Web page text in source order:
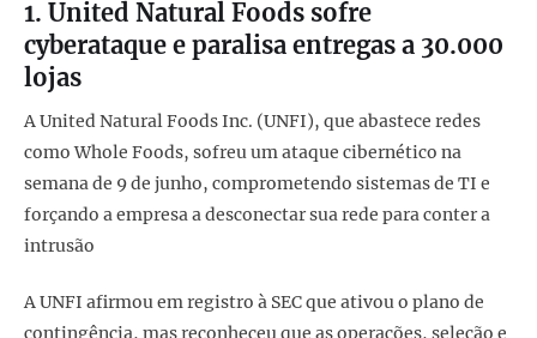
1. United Natural Foods sofre
cyberataque e paralisa entregas a 30.000
lojas
A United Natural Foods Inc. (UNFI), que abastece redes
como Whole Foods, sofreu um ataque cibernético na
semana de 9 de junho, comprometendo sistemas de TI e
forçando a empresa a desconectar sua rede para conter a
intrusão
A UNFI afirmou em registro à SEC que ativou o plano de
contingência, mas reconheceu que as operações, seleção e